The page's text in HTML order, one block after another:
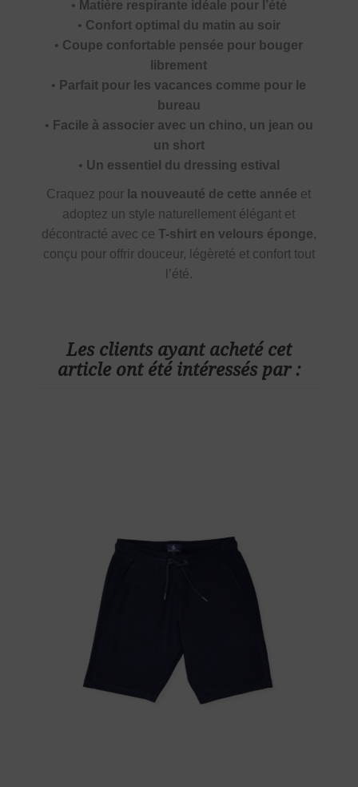
• Matière respirante idéale pour l’été
• Confort optimal du matin au soir
• Coupe confortable pensée pour bouger
librement
• Parfait pour les vacances comme pour le
bureau
• Facile à associer avec un chino, un jean ou
un short
• Un essentiel du dressing estival
Craquez pour la nouveauté de cette année et
adoptez un style naturellement élégant et
décontracté avec ce T-shirt en velours éponge,
conçu pour offrir douceur, légèreté et confort tout
l’été.
Les clients ayant acheté cet
article ont été intéressés par :